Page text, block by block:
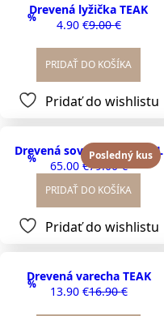
%
Drevená lyžička TEAK
9.00€
Original
price
was:
4.90 €Current
price
is:
PRIDAŤ DO KOŠÍKA
Pridať do wishlistu
% Posledný kus
Drevená sova ANDERSEN L
79.00€
Original
price
79.00 €.
65.00€Current
price
65.00 €.
PRIDAŤ DO KOŠÍKA
Pridať do wishlistu
%
Drevená varecha TEAK
16.90€
Original
13.90 €Current